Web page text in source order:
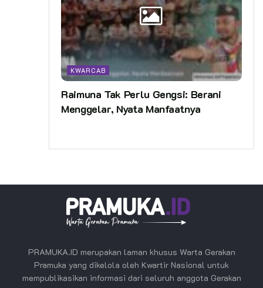
KWARCAB
Raimuna Tak Perlu Gengsi: Berani
Menggelar, Nyata Manfaatnya
PRAMUKA.ID merupakan laman khusus Warta Gerakan
Pramuka yang dikelola oleh Kwartir Nasional untuk
mempublikasikan informasi dari seluruh anggota Gerakan